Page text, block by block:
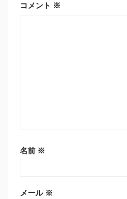
コメント ※
名前 ※
メール ※